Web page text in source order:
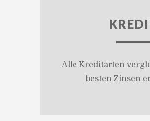
Alle Kreditarten
besten Zinsen